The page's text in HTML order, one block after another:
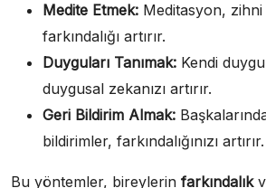
Medite Etmek: Meditasyon,
farkındalığı artırır.
Duyguları Tanımak: Kendi
duygusal zekanızı artırır.
Geri Bildirim Almak:
bildirimler, farkındalığınızı artırır.
Bu yöntemler, bireylerin farkındalık